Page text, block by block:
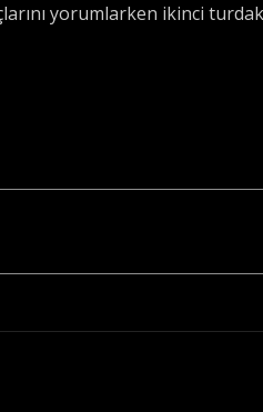
yorumlarken ikinci